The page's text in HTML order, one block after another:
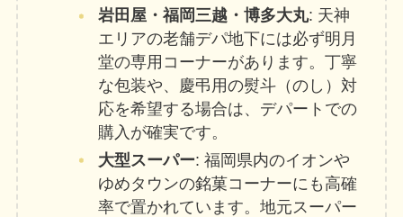
岩田屋・福岡三越・博多大丸: 天神
エリアの老舗デパ地下には必ず明月
堂の専用コーナーがあります。丁寧
な包装や、慶弔用の熨斗（のし）対
応を希望する場合は、デパートでの
購入が確実です。
大型スーパー: 福岡県内のイオンや
ゆめタウンの銘菓コーナーにも高確
率で置かれています。地元スーパー